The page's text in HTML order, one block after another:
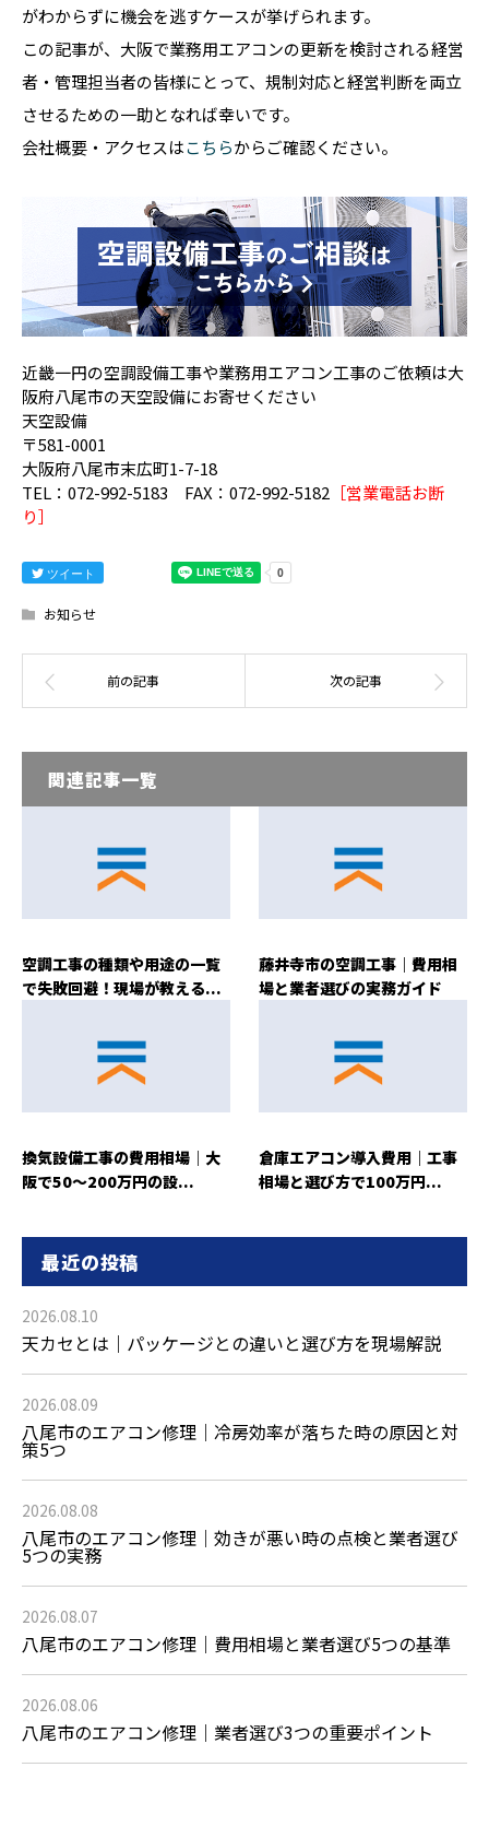
がわからずに機会を逃すケースが挙げられます。
この記事が、大阪で業務用エアコンの更新を検討される経営
者・管理担当者の皆様にとって、規制対応と経営判断を両立
させるための一助となれば幸いです。
会社概要・アクセスはこちらからご確認ください。
近畿一円の空調設備工事や業務用エアコン工事のご依頼は大
阪府八尾市の天空設備にお寄せください
天空設備
〒581-0001
大阪府八尾市末広町1-7-18
TEL：072-992-5183 FAX：072-992-5182 ［営業電話お断
り］
ツイート
お知らせ
関連記事一覧
空調工事の種類や用途の一覧
で失敗回避！現場が教える...
藤井寺市の空調工事｜費用相
場と業者選びの実務ガイド
換気設備工事の費用相場｜大
阪で50〜200万円の設...
倉庫エアコン導入費用｜工事
相場と選び方で100万円...
最近の投稿
2026.08.10
天カセとは｜パッケージとの違いと選び方を現場解説
2026.08.09
八尾市のエアコン修理｜冷房効率が落ちた時の原因と対
策5つ
2026.08.08
八尾市のエアコン修理｜効きが悪い時の点検と業者選び
5つの実務
2026.08.07
八尾市のエアコン修理｜費用相場と業者選び5つの基準
2026.08.06
八尾市のエアコン修理｜業者選び3つの重要ポイント